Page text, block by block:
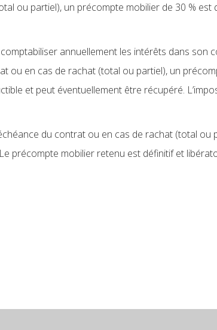
ou partiel), un précompte mobilier de 30 % est
annuellement les intérêts dans son
ou en cas de rachat (total ou partiel), un
et peut éventuellement être récupéré.
du contrat ou en cas de rachat (total ou
précompte mobilier retenu est définitif et